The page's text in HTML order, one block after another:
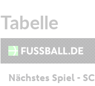
Tabelle